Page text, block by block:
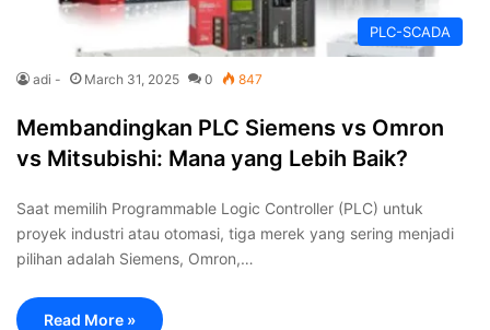
PLC-SCADA
adi - March 31, 2025 0 847
Membandingkan PLC Siemens vs Omron
vs Mitsubishi: Mana yang Lebih Baik?
Saat memilih Programmable Logic Controller (PLC) untuk
proyek industri atau otomasi, tiga merek yang sering menjadi
pilihan adalah Siemens, Omron,…
Read More »